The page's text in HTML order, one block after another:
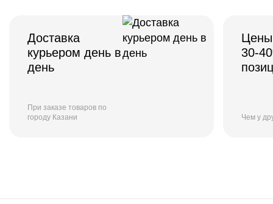
Доставка
курьером день в
день
При заказе товаров по
городу Казани
30-
Чем у